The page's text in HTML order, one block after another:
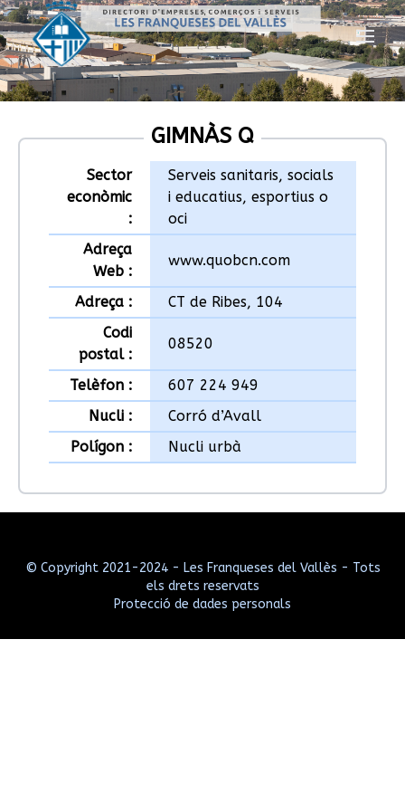
GIMNÀS Q
Sector
econòmic
:
Serveis sanitaris, socials
i educatius, esportius o
oci
Adreça
Web :
www.quobcn.com
Adreça :
CT de Ribes, 104
Codi
postal :
08520
Telèfon :
607 224 949
Nucli :
Corró d’Avall
Polígon :
Nucli urbà
© Copyright 2021-2024 - Les Franqueses del Vallès - Tots
els drets reservats
Protecció de dades personals